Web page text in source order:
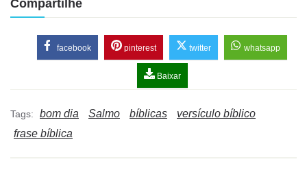
Compartilhe
facebook pinterest twitter whatsapp
Baixar
Tags: bom dia Salmo bíblicas
versículo bíblico
frase bíblica